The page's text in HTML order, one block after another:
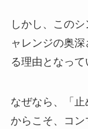
しかし、この
ャレンジの奥
る理由となって
なぜなら、「
からこそ、コ